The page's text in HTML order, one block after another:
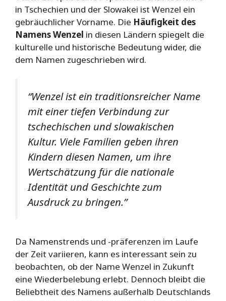
in Tschechien und der Slowakei ist Wenzel ein
gebräuchlicher Vorname. Die Häufigkeit des
Namens Wenzel in diesen Ländern spiegelt die
kulturelle und historische Bedeutung wider, die
dem Namen zugeschrieben wird.
“Wenzel ist ein traditionsreicher Name
mit einer tiefen Verbindung zur
tschechischen und slowakischen
Kultur. Viele Familien geben ihren
Kindern diesen Namen, um ihre
Wertschätzung für die nationale
Identität und Geschichte zum
Ausdruck zu bringen.”
Da Namenstrends und -präferenzen im Laufe
der Zeit variieren, kann es interessant sein zu
beobachten, ob der Name Wenzel in Zukunft
eine Wiederbelebung erlebt. Dennoch bleibt die
Beliebtheit des Namens außerhalb Deutschlands